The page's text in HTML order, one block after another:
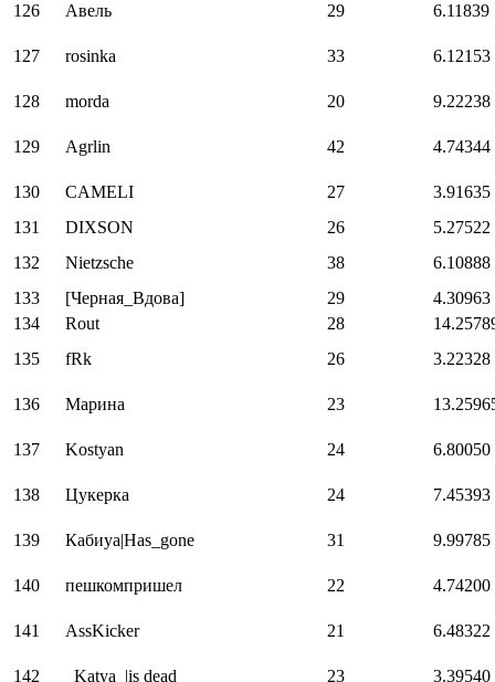
126 Авель 29 6.11839
127 rosinka 33 6.12153
128 morda 20 9.22238
129 Agrlin 42 4.74344
130 CAMELI 27
3.91635
131
DIXSON 26
5.27522
132
Nietzsche 38
6.10888
133
[Черная_Вдова] 29
4.30963
134
Rout 28
135
fRk 26 3.22328
136 Maринa 23
137 Kostyan 24 6.80050
138 Цукерка 24 7.45393
139 Кабиуа|Has_gone 31 9.99785
140 пешкомпришел 22 4.74200
141 AssKicker 21 6.48322
142 _Katya_|is dead 23 3.39540